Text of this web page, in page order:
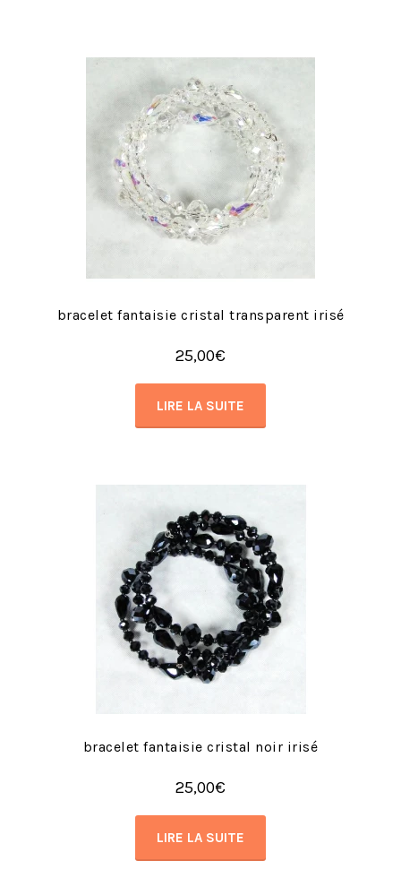
bracelet fantaisie cristal transparent irisé
25,00€
LIRE LA SUITE
bracelet fantaisie cristal noir irisé
25,00€
LIRE LA SUITE